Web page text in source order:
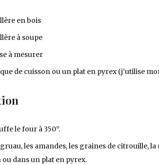
en bois
à soupe
à mesurer
de cuisson ou un plat en pyrex (j’utilise
le four à 350°.
les amandes, les graines de citrouille,
ou dans un plat en pyrex.